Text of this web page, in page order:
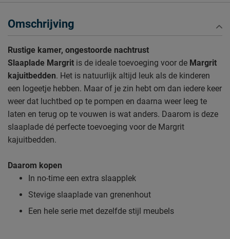
Omschrijving
Rustige kamer, ongestoorde nachtrust
Slaaplade Margrit is de ideale toevoeging voor de Margrit
kajuitbedden. Het is natuurlijk altijd leuk als de kinderen
een logeetje hebben. Maar of je zin hebt om dan iedere keer
weer dat luchtbed op te pompen en daarna weer leeg te
laten en terug op te vouwen is wat anders. Daarom is deze
slaaplade dé perfecte toevoeging voor de Margrit
kajuitbedden.
Daarom kopen
In no-time een extra slaapplek
Stevige slaaplade van grenenhout
Een hele serie met dezelfde stijl meubels